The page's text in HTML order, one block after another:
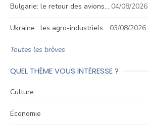
Bulgarie: le retour des avions… 04/08/2026
Ukraine : les agro-industriels… 03/08/2026
Toutes les brèves
QUEL THÈME VOUS INTÉRESSE ?
Culture
Économie